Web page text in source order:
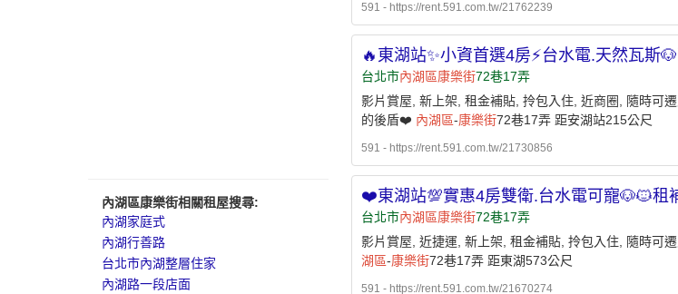
內湖區康樂街相關租屋搜尋:
內湖家庭式
內湖行善路
台北市內湖整層住家
內湖路一段店面
591 - https://rent.591.com.tw/21762239
🔥東湖站✨小資首選4房⚡️台水電.天然瓦斯
台北市內湖區康樂街72巷17弄
影片賞屋, 新上架, 租金補貼, 拎包入住, 近商圈, 隨時可
的後盾❤️ 內湖區-康樂街72巷17弄 距安湖站215公尺
591 - https://rent.591.com.tw/21730856
❤️東湖站💯實惠4房雙衛.台水電可寵🐶🐱租
台北市內湖區康樂街72巷17弄
影片賞屋, 近捷運, 新上架, 租金補貼, 拎包入住, 隨時可
湖區-康樂街72巷17弄 距東湖573公尺
591 - https://rent.591.com.tw/21670274